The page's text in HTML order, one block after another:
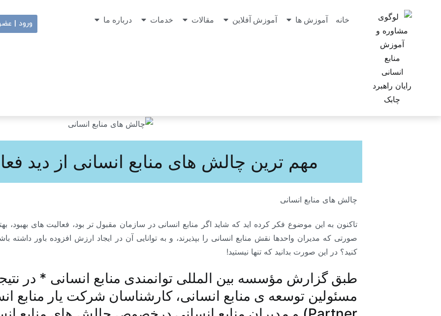
خانه آموزش ها آموزش آفلاین مقالات خدمات درباره ما ورود |
مهم ترین چالش های منابع انسانی از دید
چالش های منابع انسانی
تاکنون به این موضوع فکر کرده اید که شاید اگر منابع انسانی در سازمان مقبول تر بود، فعالیت های بهبود،
صورتی که مدیران واحدها نقش منابع انسانی را بپذیرند، و به توانایی آن در ایجاد ارزش افزوده باور داشته
کنید؟ در این صورت بدانید که تنها نیستید!
طبق گزارش مؤسسه بین المللی توانمندی منابع انسانی * در